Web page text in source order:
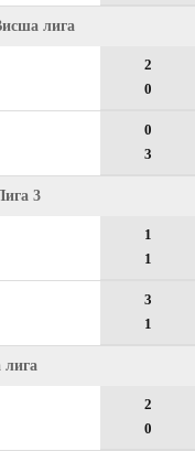
лига
2
0
0
3
3
1
1
3
1
лига
2
0